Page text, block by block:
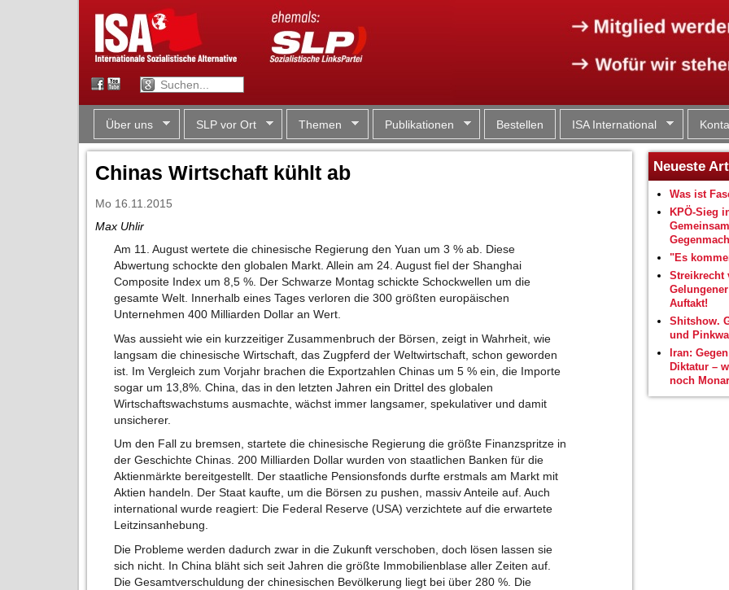
Über uns SLP vor Ort Themen Publikationen Bestellen ISA International
Chinas Wirtschaft kühlt ab
Mo 16.11.2015
Max Uhlir
Am 11. August wertete die chinesische Regierung den Yuan um 3 % ab. Diese
Abwertung schockte den globalen Markt. Allein am 24. August fiel der Shanghai
Composite Index um 8,5 %. Der Schwarze Montag schickte Schockwellen um die
gesamte Welt. Innerhalb eines Tages verloren die 300 größten europäischen
Unternehmen 400 Milliarden Dollar an Wert.
Was aussieht wie ein kurzzeitiger Zusammenbruch der Börsen, zeigt in Wahrheit, wie
langsam die chinesische Wirtschaft, das Zugpferd der Weltwirtschaft, schon geworden
ist. Im Vergleich zum Vorjahr brachen die Exportzahlen Chinas um 5 % ein, die Importe
sogar um 13,8%. China, das in den letzten Jahren ein Drittel des globalen
Wirtschaftswachstums ausmachte, wächst immer langsamer, spekulativer und damit
unsicherer.
Um den Fall zu bremsen, startete die chinesische Regierung die größte Finanzspritze in
der Geschichte Chinas. 200 Milliarden Dollar wurden von staatlichen Banken für die
Aktienmärkte bereitgestellt. Der staatliche Pensionsfonds durfte erstmals am Markt mit
Aktien handeln. Der Staat kaufte, um die Börsen zu pushen, massiv Anteile auf. Auch
international wurde reagiert: Die Federal Reserve (USA) verzichtete auf die erwartete
Leitzinsanhebung.
Die Probleme werden dadurch zwar in die Zukunft verschoben, doch lösen lassen sie
sich nicht. In China bläht sich seit Jahren die größte Immobilienblase aller Zeiten auf.
Die Gesamtverschuldung der chinesischen Bevölkerung liegt bei über 280 %. Die
Neueste
Was ist
KPÖ-Sieg
"Es
Streikrecht
Auftakt!
Shitshow.
und
Iran:
Diktatur –
noch